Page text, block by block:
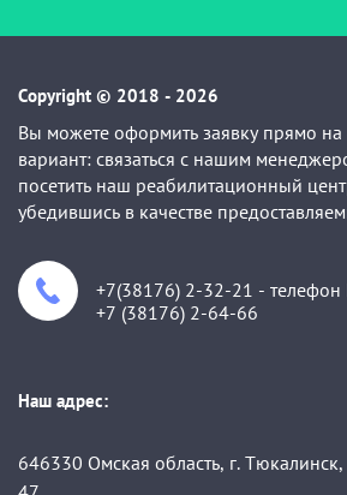
Copyright © 2018 - 2026
Вы можете оформить заявку прямо на
вариант: связаться с нашим
посетить наш реабилитационный
убедившись в качестве
+7(38176) 2-32-21 - телефон
+7 (38176) 2-64-66
Наш адрес:
646330 Омская область, г. Тюкалинск,